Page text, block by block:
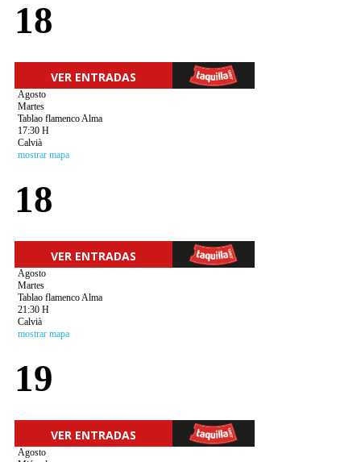
18
VER ENTRADAS
Agosto
Martes
Tablao flamenco Alma
17:30 H
Calvià
mostrar mapa
18
VER ENTRADAS
Agosto
Martes
Tablao flamenco Alma
21:30 H
Calvià
mostrar mapa
19
VER ENTRADAS
Agosto